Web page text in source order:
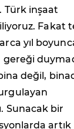
Türk inşaat
Fakat
yıl
değil,
Sunacak bir
artık